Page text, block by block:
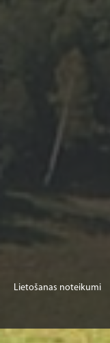
Lietošanas noteikumi